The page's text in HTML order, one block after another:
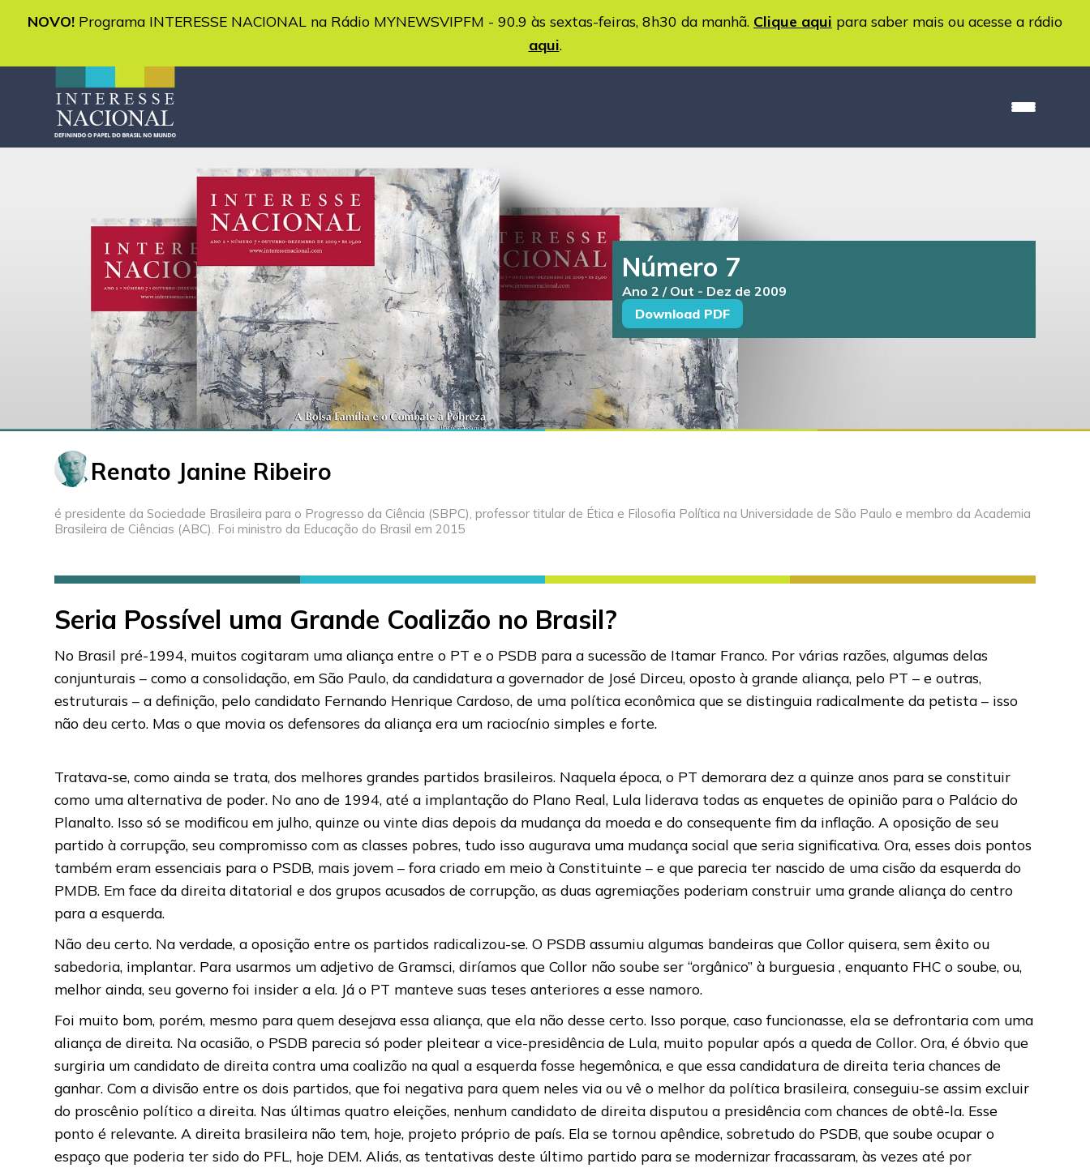
NOVO! Programa INTERESSE NACIONAL na Rádio MYNEWSVIPFM - 90.9 às sextas-feiras, 8h30 da manhã. Clique aqui para saber mais ou acesse a rádio
aqui.
Número 7
Ano 2 / Out - Dez de 2009
Download PDF
Renato Janine Ribeiro
é presidente da Sociedade Brasileira para o Progresso da Ciência (SBPC), professor titular de Ética e Filosofia Política na Universidade de São Paulo e membro da Academia
Brasileira de Ciências (ABC). Foi ministro da Educação do Brasil em 2015
Seria Possível uma Grande Coalizão no Brasil?
No Brasil pré-1994, muitos cogitaram uma aliança entre o PT e o PSDB para a sucessão de Itamar Franco. Por várias razões, algumas delas
conjunturais – como a consolidação, em São Paulo, da candidatura a governador de José Dirceu, oposto à grande aliança, pelo PT – e outras,
estruturais – a definição, pelo candidato Fernando Henrique Cardoso, de uma política econômica que se distinguia radicalmente da petista – isso
não deu certo. Mas o que movia os defensores da aliança era um raciocínio simples e forte.
Tratava-se, como ainda se trata, dos melhores grandes partidos brasileiros. Naquela época, o PT demorara dez a quinze anos para se constituir
como uma alternativa de poder. No ano de 1994, até a implantação do Plano Real, Lula liderava todas as enquetes de opinião para o Palácio do
Planalto. Isso só se modificou em julho, quinze ou vinte dias depois da mudança da moeda e do consequente fim da inflação. A oposição de seu
partido à corrupção, seu compromisso com as classes pobres, tudo isso augurava uma mudança social que seria significativa. Ora, esses dois pontos
também eram essenciais para o PSDB, mais jovem – fora criado em meio à Constituinte – e que parecia ter nascido de uma cisão da esquerda do
PMDB. Em face da direita ditatorial e dos grupos acusados de corrupção, as duas agremiações poderiam construir uma grande aliança do centro
para a esquerda.
Não deu certo. Na verdade, a oposição entre os partidos radicalizou-se. O PSDB assumiu algumas bandeiras que Collor quisera, sem êxito ou
sabedoria, implantar. Para usarmos um adjetivo de Gramsci, diríamos que Collor não soube ser “orgânico” à burguesia , enquanto FHC o soube, ou,
melhor ainda, seu governo foi insider a ela. Já o PT manteve suas teses anteriores a esse namoro.
Foi muito bom, porém, mesmo para quem desejava essa aliança, que ela não desse certo. Isso porque, caso funcionasse, ela se defrontaria com uma
aliança de direita. Na ocasião, o PSDB parecia só poder pleitear a vice-presidência de Lula, muito popular após a queda de Collor. Ora, é óbvio que
surgiria um candidato de direita contra uma coalizão na qual a esquerda fosse hegemônica, e que essa candidatura de direita teria chances de
ganhar. Com a divisão entre os dois partidos, que foi negativa para quem neles via ou vê o melhor da política brasileira, conseguiu-se assim excluir
do proscênio político a direita. Nas últimas quatro eleições, nenhum candidato de direita disputou a presidência com chances de obtê-la. Esse
ponto é relevante. A direita brasileira não tem, hoje, projeto próprio de país. Ela se tornou apêndice, sobretudo do PSDB, que soube ocupar o
espaço que poderia ter sido do PFL, hoje DEM. Aliás, as tentativas deste último partido para se modernizar fracassaram, às vezes até por